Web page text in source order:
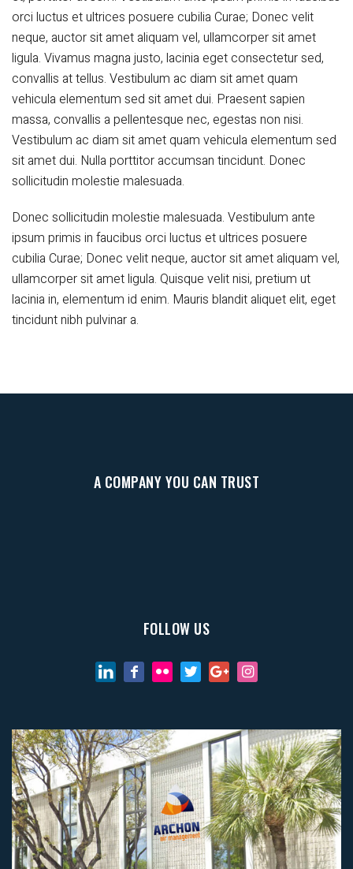
orci luctus et ultrices posuere cubilia Curae; Donec velit
neque, auctor sit amet aliquam vel, ullamcorper sit amet
ligula. Vivamus magna justo, lacinia eget consectetur sed,
convallis at tellus. Vestibulum ac diam sit amet quam
vehicula elementum sed sit amet dui. Praesent sapien
massa, convallis a pellentesque nec, egestas non nisi.
Vestibulum ac diam sit amet quam vehicula elementum sed
sit amet dui. Nulla porttitor accumsan tincidunt. Donec
sollicitudin molestie malesuada.
Donec sollicitudin molestie malesuada. Vestibulum ante
ipsum primis in faucibus orci luctus et ultrices posuere
cubilia Curae; Donec velit neque, auctor sit amet aliquam vel,
ullamcorper sit amet ligula. Quisque velit nisi, pretium ut
lacinia in, elementum id enim. Mauris blandit aliquet elit, eget
tincidunt nibh pulvinar a.
A COMPANY YOU CAN TRUST
FOLLOW US